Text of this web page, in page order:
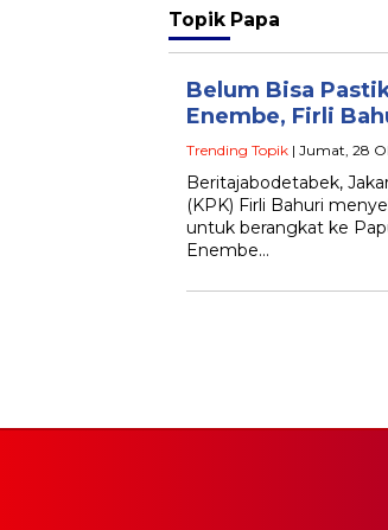
Topik Papa
Belum Bisa
Enembe, Firli
Trending Topik | Jumat, 28
Beritajabodetabek,
(KPK) Firli Bahuri
untuk berangkat ke
Enembe…